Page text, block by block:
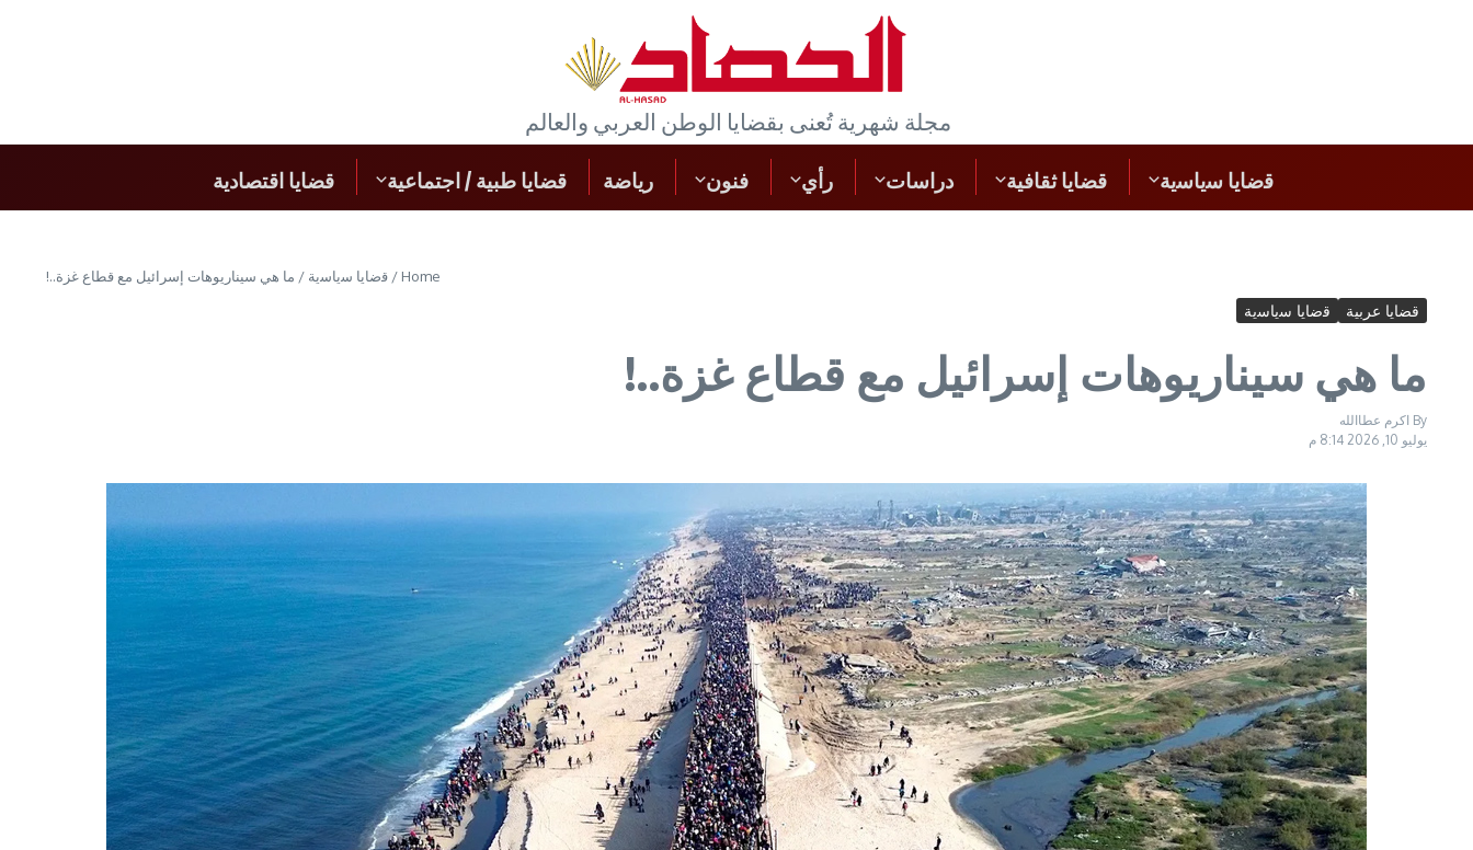
مجلة شهرية تُعنى بقضايا الوطن العربي والعالم
ﻗﺿﺎﯾﺎ ﺳﯾﺎﺳﯾﺔ قضايا ثقافية دراسات رأي فنون رﯾﺎﺿﺔ قضايا طبية / اجتماعية قضايا اقتصادية
Home
/ ﻗﺿﺎﯾﺎ ﺳﯾﺎﺳﯾﺔ / ما هي سيناريوهات إسرائيل مع قطاع غزة..!
قضايا عربية ﻗﺿﺎﯾﺎ ﺳﯾﺎﺳﯾﺔ
ما هي سيناريوهات إسرائيل مع قطاع غزة..!
By اكرم عطاالله
يوليو 10, 2026
8:14 م